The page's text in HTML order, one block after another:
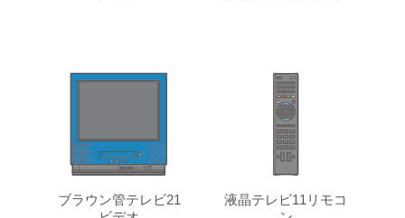
ブラウン管テレビ21
液晶テレビ11リモコ